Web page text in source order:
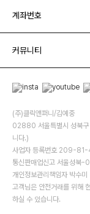
계좌번호
커뮤니티
(주)클릭앤퍼니/김예중
02880 서울특별시 성북구
니다.)
사업자 등록번호 209-
통신판매업신고 서울성북
개인정보관리책임자 박수미
고객님은 안전거래를 위해
하실 수 있습니다.